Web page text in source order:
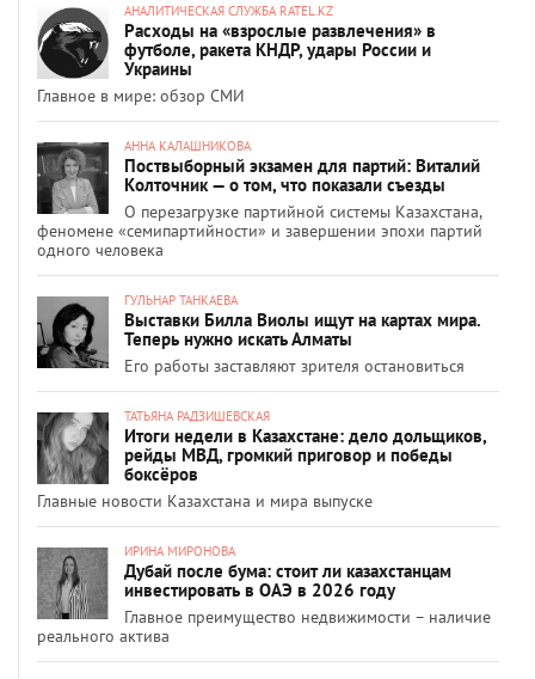
АНАЛИТИЧЕСКАЯ СЛУЖБА RATEL.KZ
Расходы на «взрослые развлечения» в
футболе, ракета КНДР, удары России и
Украины
Главное в мире: обзор СМИ
АННА КАЛАШНИКОВА
Поствыборный экзамен для партий: Виталий
Колточник — о том, что показали съезды
О перезагрузке партийной системы Казахстана,
феномене «семипартийности» и завершении эпохи партий
одного человека
ГУЛЬНАР ТАНКАЕВА
Выставки Билла Виолы ищут на картах мира.
Теперь нужно искать Алматы
Его работы заставляют зрителя остановиться
ТАТЬЯНА РАДЗИШЕВСКАЯ
Итоги недели в Казахстане: дело дольщиков,
рейды МВД, громкий приговор и победы
боксёров
Главные новости Казахстана и мира выпуске
ИРИНА МИРОНОВА
Дубай после бума: стоит ли казахстанцам
инвестировать в ОАЭ в 2026 году
Главное преимущество недвижимости – наличие
реального актива